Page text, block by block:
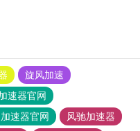
旋风加速
速器官网
速器官网
风驰加速器